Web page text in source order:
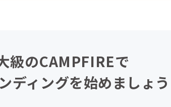
級のCAMPFIREで
ディングを始めましょう